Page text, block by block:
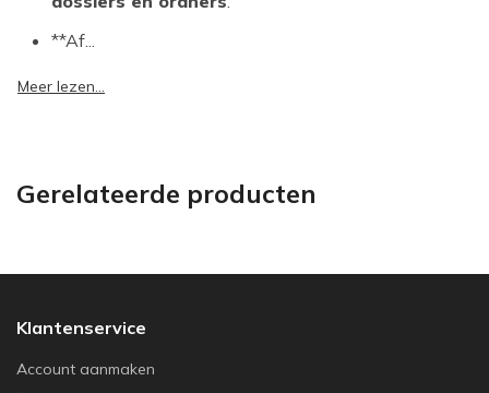
**Af...
Meer lezen...
Gerelateerde producten
Klantenservice
Account aanmaken